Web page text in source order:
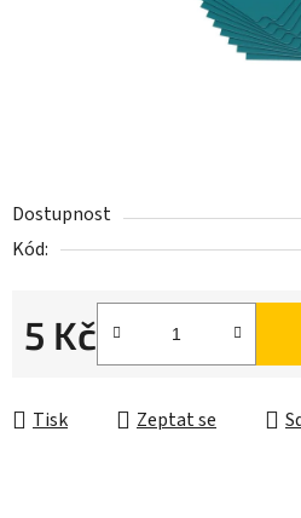
Dostupnost
Kód:
5 Kč
Měrná cena:
Tisk Zeptat se